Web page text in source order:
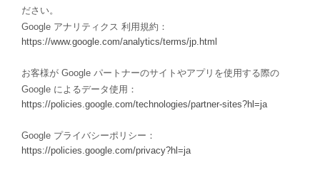
ださい。
Google アナリティクス 利用規約：
https://www.google.com/analytics/terms/jp.html
お客様が Google パートナーのサイトやアプリを使用する際の
Google によるデータ使用：
https://policies.google.com/technologies/partner-sites?hl=ja
Google プライバシーポリシー：
https://policies.google.com/privacy?hl=ja